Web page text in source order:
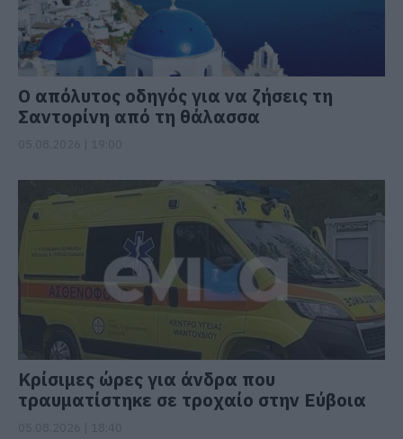
Ο απόλυτος οδηγός για να ζήσεις τη
Σαντορίνη από τη θάλασσα
Κρίσιμες ώρες για άνδρα που
τραυματίστηκε σε τροχαίο στην Εύβοια